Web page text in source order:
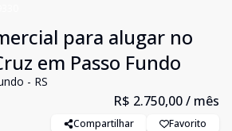
para alugar no
em Passo Fundo
- RS
R$ 2.750,00/ mês
Compartilhar Favorito